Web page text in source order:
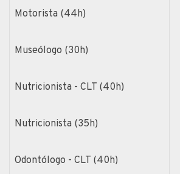
Motorista (44h)
Museólogo (30h)
Nutricionista - CLT (40h)
Nutricionista (35h)
Odontólogo - CLT (40h)